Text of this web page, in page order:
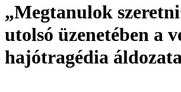
„Megtanulok
utolsó üzenetében a
hajótragédia